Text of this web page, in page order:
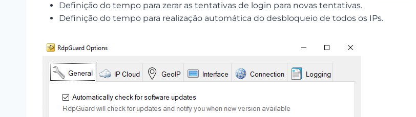
Definição do tempo para zerar as tentativas de login para novas tentativas.
Definição do tempo para realização automática do desbloqueio de todos os IPs.